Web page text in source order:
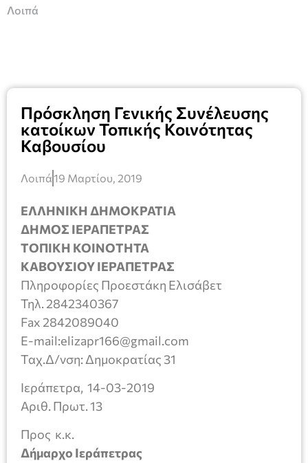
Λοιπά
Πρόσκληση Γενικής Συνέλευσης
κατοίκων Τοπικής Κοινότητας
Καβουσίου
Λοιπά19 Μαρτίου, 2019
ΕΛΛΗΝΙΚΗ ΔΗΜΟΚΡΑΤΙΑ
ΔΗΜΟΣ ΙΕΡΑΠΕΤΡΑΣ
ΤΟΠΙΚΗ KOINOTHTA
ΚΑΒΟΥΣΙΟΥ ΙΕΡΑΠΕΤΡΑΣ
Πληροφορίες Προεστάκη Ελισάβετ
Τηλ. 2842340367
Fax 2842089040
E-mail:elizapr166@gmail.com
Ταχ.Δ/νση: Δημοκρατίας 31
Ιεράπετρα, 14-03-2019
Αριθ. Πρωτ. 13
Προς κ.κ.
Δήμαρχο Ιεράπετρας